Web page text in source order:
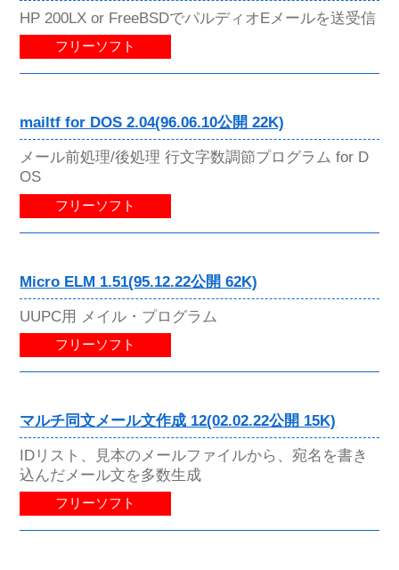
HP 200LX or FreeBSDでパルディオEメールを送受信
フリーソフト
mailtf for DOS 2.04(96.06.10公開 22K)
メール前処理/後処理 行文字数調節プログラム for D
OS
フリーソフト
Micro ELM 1.51(95.12.22公開 62K)
UUPC用 メイル・プログラム
フリーソフト
マルチ同文メール文作成 12(02.02.22公開 15K)
IDリスト、見本のメールファイルから、宛名を書き
込んだメール文を多数生成
フリーソフト